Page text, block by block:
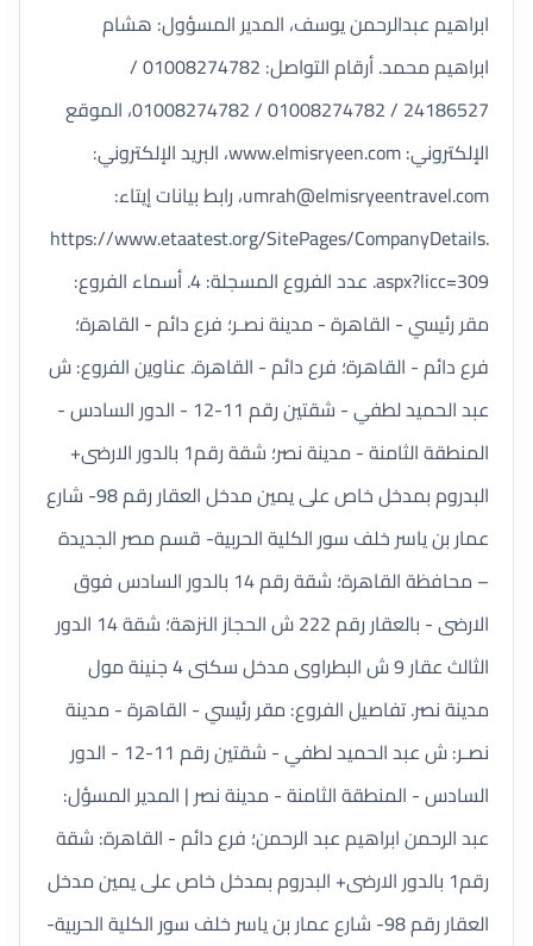
ابراهيم عبدالرحمن يوسف، المدير المسؤول: هشام
ابراهيم محمد. أرقام التواصل: 01008274782 /
24186527 / 01008274782 / 01008274782، الموقع
الإلكتروني: www.elmisryeen.com، البريد الإلكتروني:
umrah@elmisryeentravel.com، رابط بيانات إيتاء:
https://www.etaatest.org/SitePages/CompanyDetails.
aspx?licc=309. عدد الفروع المسجلة: 4. أسماء الفروع:
مقر رئيسي - القاهرة - مدينة نصـر؛ فرع دائم - القاهرة؛
فرع دائم - القاهرة؛ فرع دائم - القاهرة. عناوين الفروع: ش
عبد الحميد لطفي - شقتين رقم 11-12 - الدور السادس -
المنطقة الثامنة - مدينة نصر؛ شقة رقم1 بالدور الارضى+
البدروم بمدخل خاص على يمين مدخل العقار رقم 98- شارع
عمار بن ياسر خلف سور الكلية الحربية- قسم مصر الجديدة
– محافظة القاهرة؛ شقة رقم 14 بالدور السادس فوق
الارضى - بالعقار رقم 222 ش الحجاز النزهة؛ شقة 14 الدور
الثالث عقار 9 ش البطراوى مدخل سكنى 4 جنينة مول
مدينة نصر. تفاصيل الفروع: مقر رئيسي - القاهرة - مدينة
نصـر: ش عبد الحميد لطفي - شقتين رقم 11-12 - الدور
السادس - المنطقة الثامنة - مدينة نصر | المدير المسؤل:
عبد الرحمن ابراهيم عبد الرحمن؛ فرع دائم - القاهرة: شقة
رقم1 بالدور الارضى+ البدروم بمدخل خاص على يمين مدخل
العقار رقم 98- شارع عمار بن ياسر خلف سور الكلية الحربية-